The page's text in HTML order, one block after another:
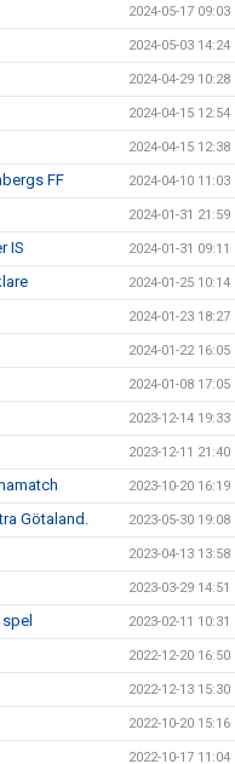
2024-05-17 09:03
2024-05-03 14:24
2024-04-29 10:28
2024-04-15 12:54
2024-04-15 12:38
FF 2024-04-10 11:03
2024-01-31 21:59
IS 2024-01-31 09:11
2024-01-25 10:14
2024-01-23 18:27
2024-01-22 16:05
2024-01-08 17:05
2023-12-14 19:33
2023-12-11 21:40
2023-10-20 16:19
Götaland. 2023-05-30 19:08
2023-04-13 13:58
2023-03-29 14:51
2023-02-11 10:31
2022-12-20 16:50
2022-12-13 15:30
2022-10-20 15:16
2022-10-17 11:04